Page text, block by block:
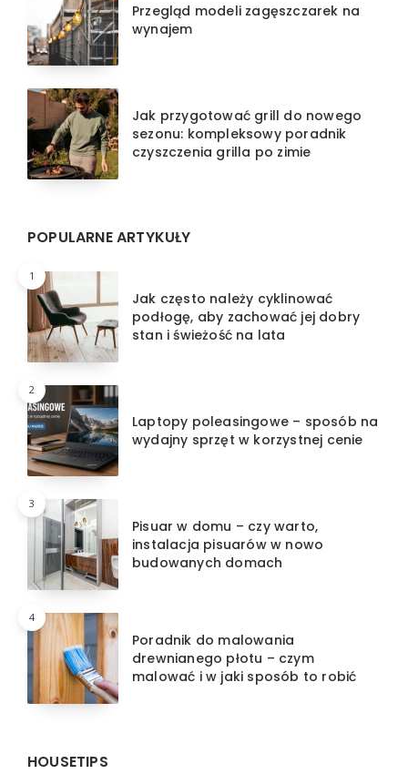
Przegląd modeli zagęszczarek na
wynajem
Jak przygotować grill do nowego
sezonu: kompleksowy poradnik
czyszczenia grilla po zimie
POPULARNE ARTYKUŁY
1
Jak często należy cyklinować
podłogę, aby zachować jej dobry
stan i świeżość na lata
2
Laptopy poleasingowe – sposób na
wydajny sprzęt w korzystnej cenie
3
Pisuar w domu – czy warto,
instalacja pisuarów w nowo
budowanych domach
4
Poradnik do malowania
drewnianego płotu – czym
malować i w jaki sposób to robić
HOUSETIPS